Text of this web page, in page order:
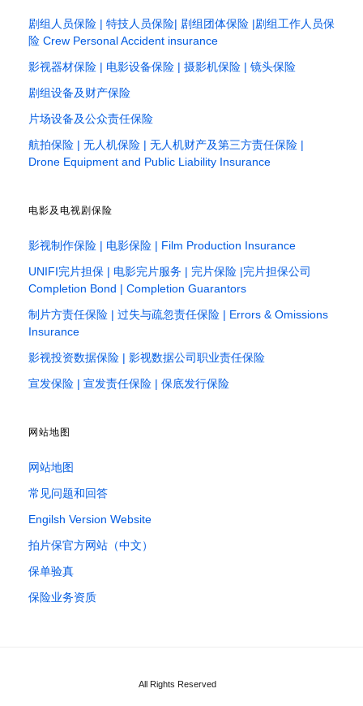
剧组人员保险 | 特技人员保险| 剧组团体保险 |剧组工作人员保
险 Crew Personal Accident insurance
影视器材保险 | 电影设备保险 | 摄影机保险 | 镜头保险
剧组设备及财产保险
片场设备及公众责任保险
航拍保险 | 无人机保险 | 无人机财产及第三方责任保险 |
Drone Equipment and Public Liability Insurance
电影及电视剧保险
影视制作保险 | 电影保险 | Film Production Insurance
UNIFI完片担保 | 电影完片服务 | 完片保险 |完片担保公司
Completion Bond | Completion Guarantors
制片方责任保险 | 过失与疏忽责任保险 | Errors & Omissions
Insurance
影视投资数据保险 | 影视数据公司职业责任保险
宣发保险 | 宣发责任保险 | 保底发行保险
网站地图
网站地图
常见问题和回答
Engilsh Version Website
拍片保官方网站（中文）
保单验真
保险业务资质
All Rights Reserved